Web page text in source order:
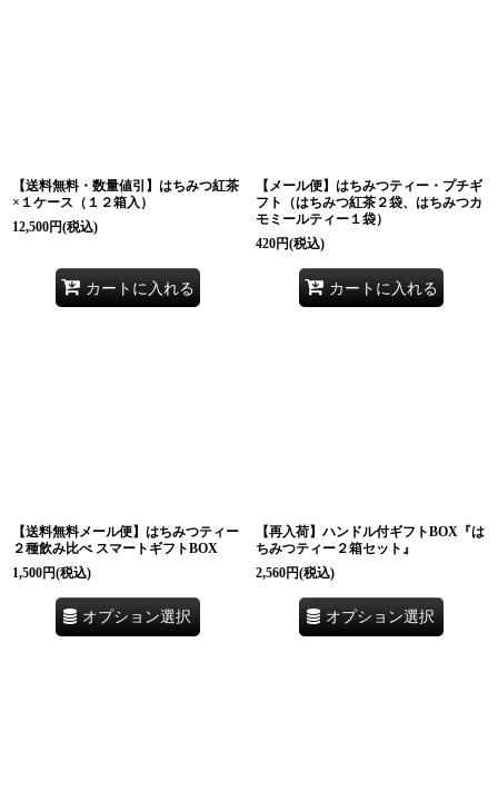
【送料無料・数量値引】はちみつ紅茶
×１ケース（１２箱入）
12,500円(税込)
カートに入れる
【メール便】はちみつティー・プチギ
フト（はちみつ紅茶２袋、はちみつカ
モミールティー１袋）
420円(税込)
カートに入れる
【送料無料メール便】はちみつティー
２種飲み比べ スマートギフトBOX
1,500円(税込)
オプション選択
【再入荷】ハンドル付ギフトBOX『は
ちみつティー２箱セット』
2,560円(税込)
オプション選択